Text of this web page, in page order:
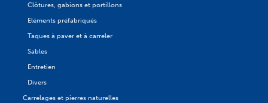
Clôtures, gabions et portillons
Eléments préfabriqués
Taques à paver et à carreler
Sables
Entretien
Divers
Carrelages et pierres naturelles